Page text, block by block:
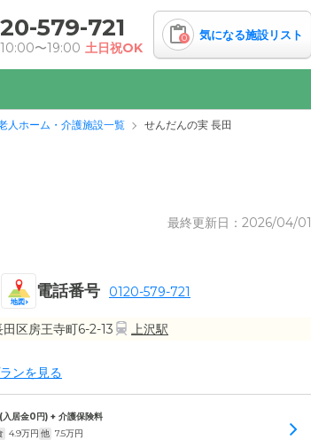
579-721
〜19:00 土日祝OK
0 気になる施設リスト
人ホーム・介護施設一覧 せんだんの実 長田
最終更新日：2026/04/01
地図
電話番号 0120-579-721
区房王寺町6-2-13 上沢駅
ンを見る
(入居金0円) + 介護保険料
4.9万円 他 7.5万円